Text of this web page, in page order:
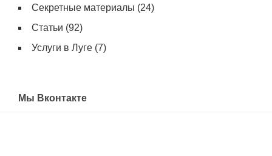
Секретные материалы (24)
Статьи (92)
Услуги в Луге (7)
Мы Вконтакте